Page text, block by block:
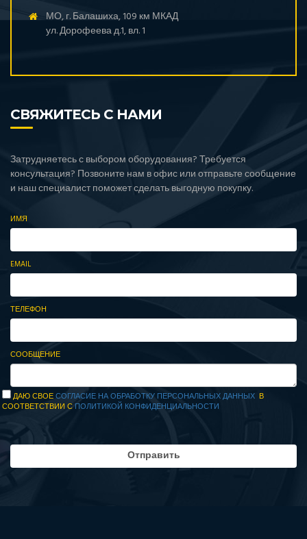
МО, г. Балашиха, 109 км МКАД
ул. Дорофеева д.1, вл. 1
СВЯЖИТЕСЬ С НАМИ
Затрудняетесь с выбором оборудования? Требуется
консультация? Позвоните нам в офис или отправьте сообщение
и наш специалист поможет сделать выгодную покупку.
ИМЯ
EMAIL
ТЕЛЕФОН
СООБЩЕНИЕ
ДАЮ СВОЕСОГЛАСИЕ НА ОБРАБОТКУ ПЕРСОНАЛЬНЫХ ДАННЫХ В
СООТВЕТСТВИИ СПОЛИТИКОЙ КОНФИДЕНЦИАЛЬНОСТИ